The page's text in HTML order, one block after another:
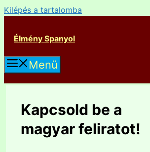
Kilépés a tartalomba
Élmény Spanyol
Menü
Kapcsold be a
magyar feliratot!